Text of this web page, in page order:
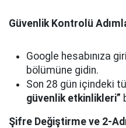
Güvenlik Kontrolü
Google hesabınıza
bölümüne gidin.
Son 28 gün içindeki
güvenlik etkinlikleri”
Şifre Değiştirme ve 2-